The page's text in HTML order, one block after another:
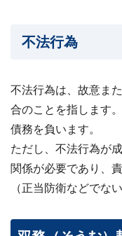
不法行為
不法行為は、故意ま
合のことを指します
債務を負います。
ただし、不法行為が
関係が必要であり、
（正当防衛などでな